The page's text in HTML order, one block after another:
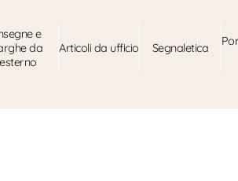
e
da
esterno
Articoli da ufficio Segnaletica